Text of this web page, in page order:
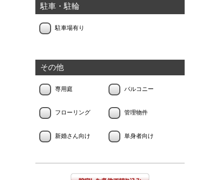
駐車・駐輪
駐車場有り
その他
専用庭 バルコニー
フローリング 管理物件
新婚さん向け 単身者向け